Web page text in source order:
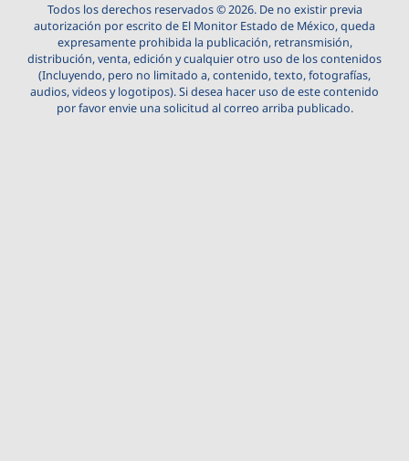
Todos los derechos reservados © 2026. De no existir previa
autorización por escrito de El Monitor Estado de México, queda
expresamente prohibida la publicación, retransmisión,
distribución, venta, edición y cualquier otro uso de los contenidos
(Incluyendo, pero no limitado a, contenido, texto, fotografías,
audios, videos y logotipos). Si desea hacer uso de este contenido
por favor envie una solicitud al correo arriba publicado.